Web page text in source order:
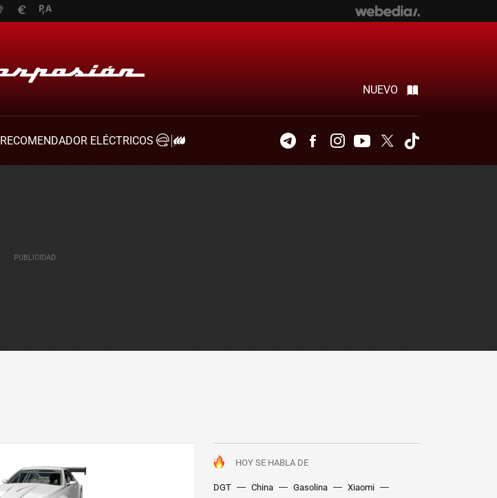
NUEVO
RECOMENDADOR ELÉCTRICOS
TelegramFacebookInstagramYoutubeTwitter
HOY SE HABLA DE
DGT China Gasolina
Xiaomi